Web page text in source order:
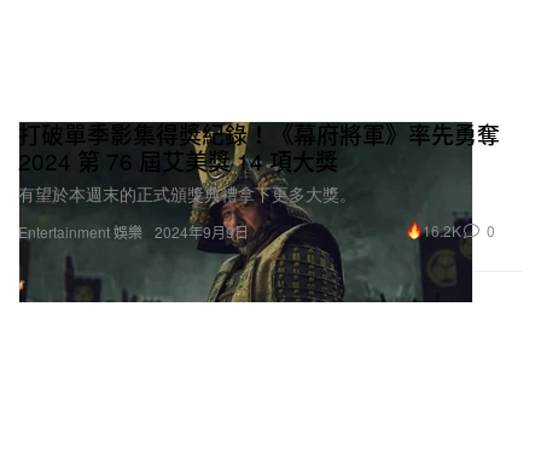
Entertainment 娛樂
打破單季影集得獎紀錄！《幕府將軍》率先勇奪
2024 第 76 屆艾美獎 14 項大獎
有望於本週末的正式頒獎典禮拿下更多大獎。
2024年9月9日 16.2K 0